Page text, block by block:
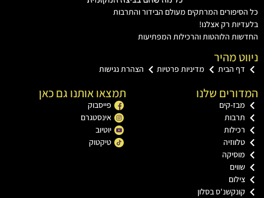
המרתקים מעולם הבידור והתרבות
רק אצלנו!
הלוהטות והרכילות המפתיעות
מהיר
הבית מדיניות פרטיות הצהרת נגישות
שלנו
קים
בסלון
תמצאו אותנו גם כאן
פייסבוק
אינסטגרם
יוטיוב
טיקטוק